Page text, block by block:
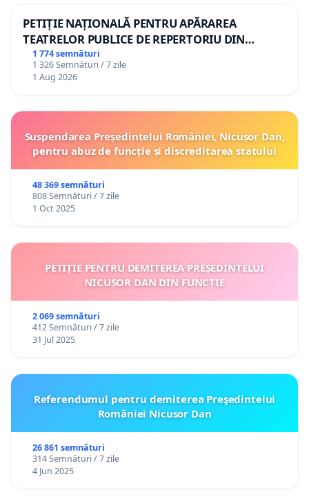
PETIȚIE NAȚIONALĂ PENTRU APĂRAREA
TEATRELOR PUBLICE DE REPERTORIU DIN
ROMÂNIA
1 774 semnături
1 326 Semnături / 7 zile
1 Aug 2026
Suspendarea Președintelui României, Nicușor Dan,
pentru abuz de funcție și discreditarea statului
48 369 semnături
808 Semnături / 7 zile
1 Oct 2025
PETIȚIE PENTRU DEMITEREA PREȘEDINTELUI
NICUȘOR DAN DIN FUNCȚIE
2 069 semnături
412 Semnături / 7 zile
31 Jul 2025
Referendumul pentru demiterea Preşedintelui
României Nicusor Dan
26 861 semnături
314 Semnături / 7 zile
4 Jun 2025